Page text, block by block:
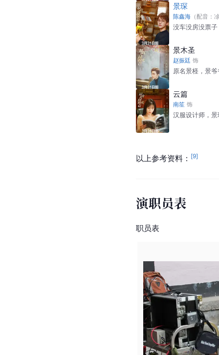
景琛
陈鑫海 （配音：
没车没房没票
景木圣
赵振廷 饰
原名景柽，景
云篇
南笙 饰
汉服设计师，
以上参考资料： [9]
演职员表
职员表